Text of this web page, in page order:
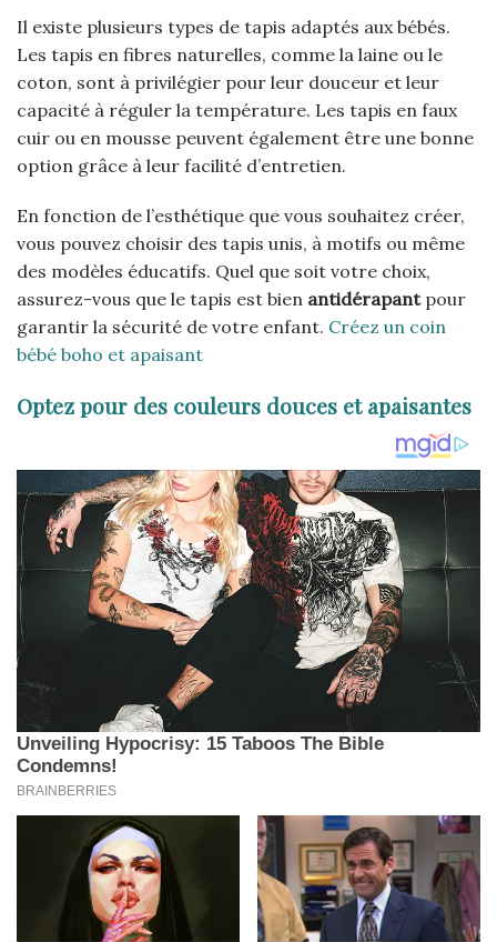
Il existe plusieurs types de tapis adaptés aux bébés.
Les tapis en fibres naturelles, comme la laine ou le
coton, sont à privilégier pour leur douceur et leur
capacité à réguler la température. Les tapis en faux
cuir ou en mousse peuvent également être une bonne
option grâce à leur facilité d’entretien.
En fonction de l’esthétique que vous souhaitez créer,
vous pouvez choisir des tapis unis, à motifs ou même
des modèles éducatifs. Quel que soit votre choix,
assurez-vous que le tapis est bien antidérapantpour
garantir la sécurité de votre enfant. Créez un coin
bébé boho et apaisant
Optez pour des couleurs douces et apaisantes